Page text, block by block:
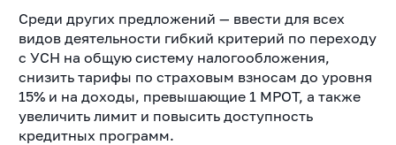
Среди других предложений — ввести для всех
видов деятельности гибкий критерий по переходу
с УСН на общую систему налогообложения,
снизить тарифы по страховым взносам до уровня
15% и на доходы, превышающие 1 МРОТ, а также
увеличить лимит и повысить доступность
кредитных программ.